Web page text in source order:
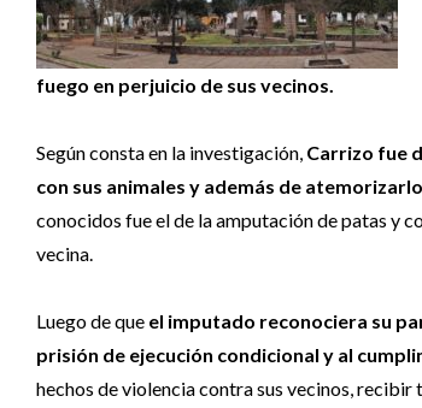
fuego en perjuicio de sus vecinos.
Según consta en la investigación, Carrizo fue
con sus animales y además de
conocidos fue el de la amputación de patas y
vecina.
Luego de que el imputado reconociera su
prisión de ejecución condicional y al
hechos de violencia contra sus vecinos,